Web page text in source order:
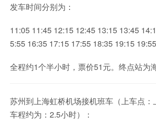
发车时间分别为：
11:05 11:45 12:15 12:45 13:15 13:45
5:55 16:35 17:15 17:55 18:35 19:15
全程约1个半小时，票价51元。终点站为
苏州到上海虹桥机场接机班车（上车点：
车程约为：2.5小时）：